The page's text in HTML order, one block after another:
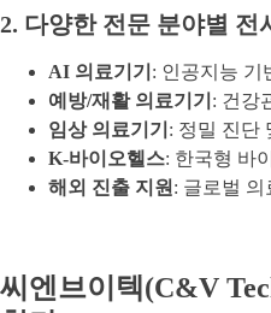
2. 다양한 전문 분야별 전
AI 의료기기 : 인공지능 기
예방/재활 의료기기 : 건강
임상 의료기기 : 정밀 진단
K-바이오헬스: 한국형 바
해외 진출 지원 : 글로벌
씨엔브이텍(C&V